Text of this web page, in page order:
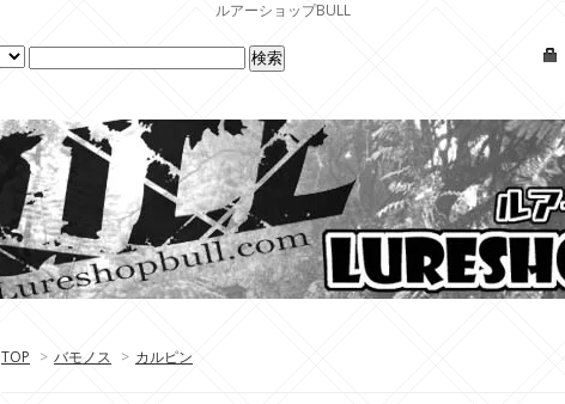
ルアーショップBULL
TOP > バモノス > カルピン